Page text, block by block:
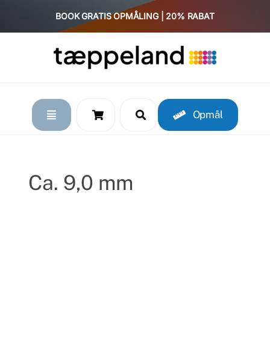
content
BOOK GRATIS OPMÅLING | 20% RABAT
Opmål
Ca. 9,0 mm